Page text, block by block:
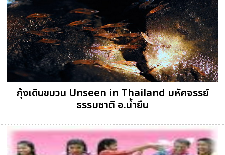
กุ้งเดินขบวน Unseen in Thailand มหัศจรรย์
ธรรมชาติ อ.น้ำยืน